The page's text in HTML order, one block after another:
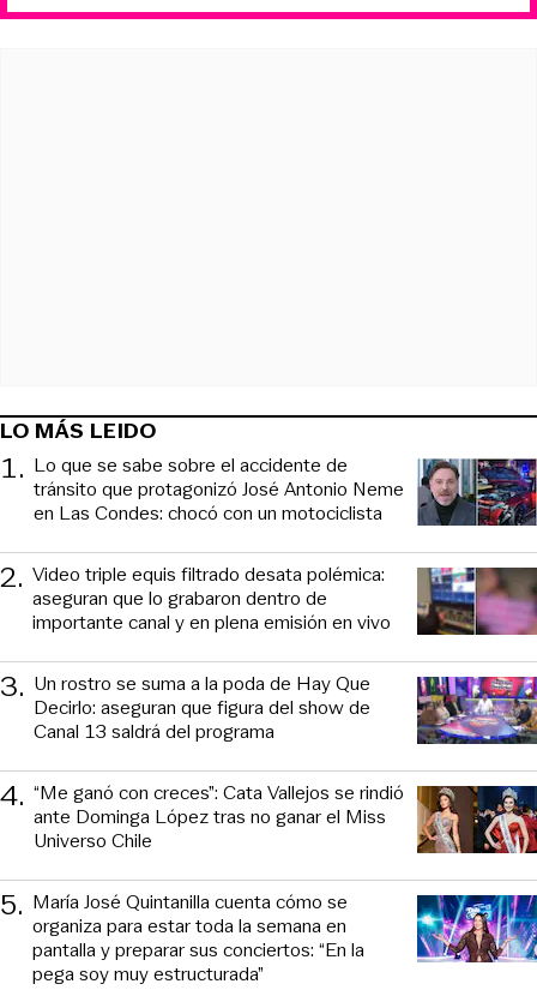
LO MÁS LEIDO
1. Lo que se sabe sobre el accidente de
tránsito que protagonizó José Antonio Neme
en Las Condes: chocó con un motociclista
2. Video triple equis filtrado desata polémica:
aseguran que lo grabaron dentro de
importante canal y en plena emisión en vivo
3. Un rostro se suma a la poda de Hay Que
Decirlo: aseguran que figura del show de
Canal 13 saldrá del programa
4. “Me ganó con creces”: Cata Vallejos se rindió
ante Dominga López tras no ganar el Miss
Universo Chile
5. María José Quintanilla cuenta cómo se
organiza para estar toda la semana en
pantalla y preparar sus conciertos: “En la
pega soy muy estructurada”